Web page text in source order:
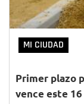
MI CIUDAD
Primer plazo
vence este